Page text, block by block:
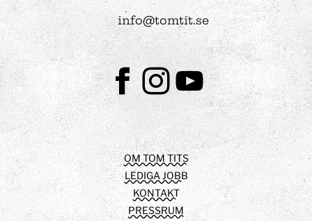
info@tomtit.se
FacebookInstagram
Youtube
OM TOM TITS
LEDIGA JOBB
KONTAKT
PRESSRUM